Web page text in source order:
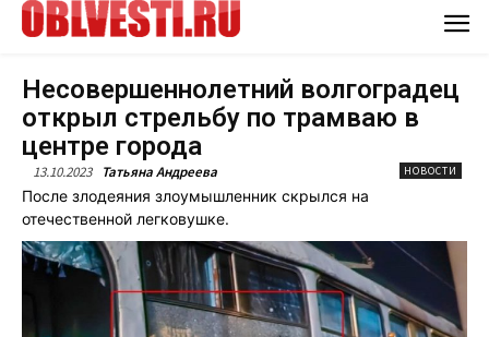
Несовершеннолетний волгоградец
открыл стрельбу по трамваю в
центре города
13.10.2023 Татьяна Андреева НОВОСТИ
После злодеяния злоумышленник скрылся на
отечественной легковушке.